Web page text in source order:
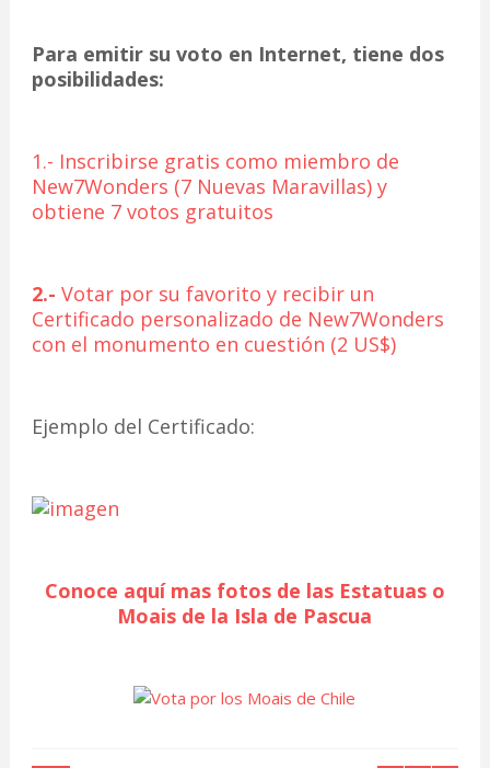
Para emitir su voto en Internet, tiene dos
posibilidades:
1.- Inscribirse gratis como miembro de
New7Wonders (7 Nuevas Maravillas) y
obtiene 7 votos gratuitos
2.- Votar por su favorito y recibir un
Certificado personalizado de New7Wonders
con el monumento en cuestión (2 US$)
Ejemplo del Certificado:
Conoce aquí mas fotos de las Estatuas o
Moais de la Isla de Pascua